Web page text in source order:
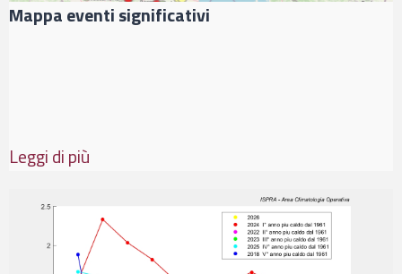
Mappa eventi significativi
Leggi di più